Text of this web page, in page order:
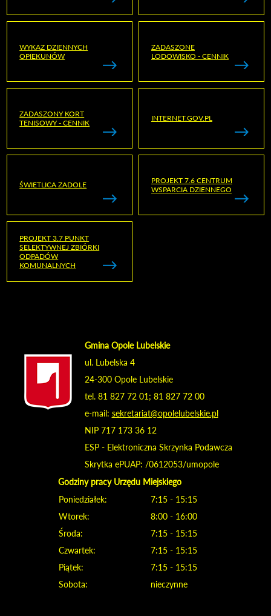
WYKAZ DZIENNYCH
OPIEKUNÓW
ZADASZONE
LODOWISKO - CENNIK
ZADASZONY KORT
TENISOWY - CENNIK
INTERNET.GOV.PL
ŚWIETLICA ZADOLE
PROJEKT 7.6 CENTRUM
WSPARCIA DZIENNEGO
PROJEKT 3.7 PUNKT
SELEKTYWNEJ ZBIÓRKI
ODPADÓW
KOMUNALNYCH
Gmina Opole Lubelskie
ul. Lubelska 4
24-300 Opole Lubelskie
tel. 81 827 72 01; 81 827 72 00
e-mail: sekretariat@opolelubelskie.pl
NIP 717 173 36 12
ESP - Elektroniczna Skrzynka Podawcza
Skrytka ePUAP: /0612053/umopole
Godziny pracy Urzędu Miejskiego
Poniedziałek:
Wtorek:
Środa:
Czwartek:
Piątek:
Sobota:
7:15 - 15:15
8:00 - 16:00
7:15 - 15:15
7:15 - 15:15
7:15 - 15:15
nieczynne